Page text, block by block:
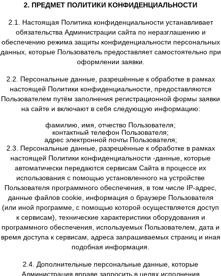
персональных данных и/или уничтожаются
носители персональных данных.
1.3. Использование Пользователем сайта https://
означает согласие с настоящей Политикой
условиями обработки персональных данных
1.4. В случае несогласия с условиями
конфиденциальности Пользователь должен
использование данного сайта.
1.5. Настоящая Политика конфиденциальности
только к сайту https://bigjack24.ru/
1.6. Администрация сайта не проверяет
персональных данных, предоставляемых
2. ПРЕДМЕТ ПОЛИТИКИ
2.1. Настоящая Политика конфиденциальности
обязательства Администрации сайта по
обеспечению режима защиты конфиденциальности
данных, которые Пользователь предоставляет